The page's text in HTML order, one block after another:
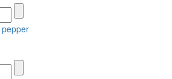
pepper